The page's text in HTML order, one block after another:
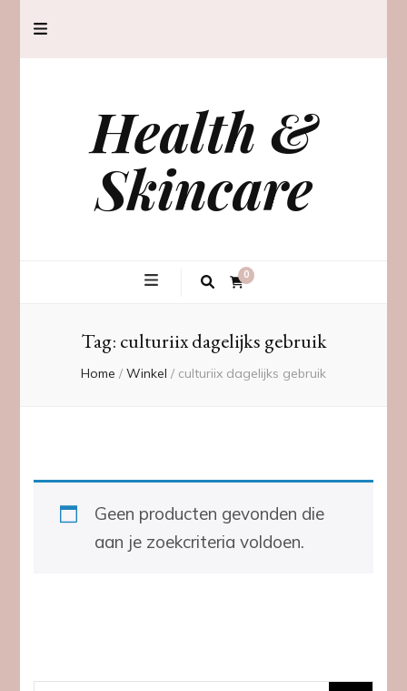
Health &
Skincare
0
Tag: culturiix dagelijks gebruik
Home / Winkel / culturiix dagelijks gebruik
Geen producten gevonden die
aan je zoekcriteria voldoen.